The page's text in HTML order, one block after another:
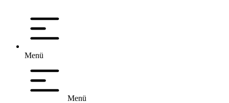
Menü
Menü